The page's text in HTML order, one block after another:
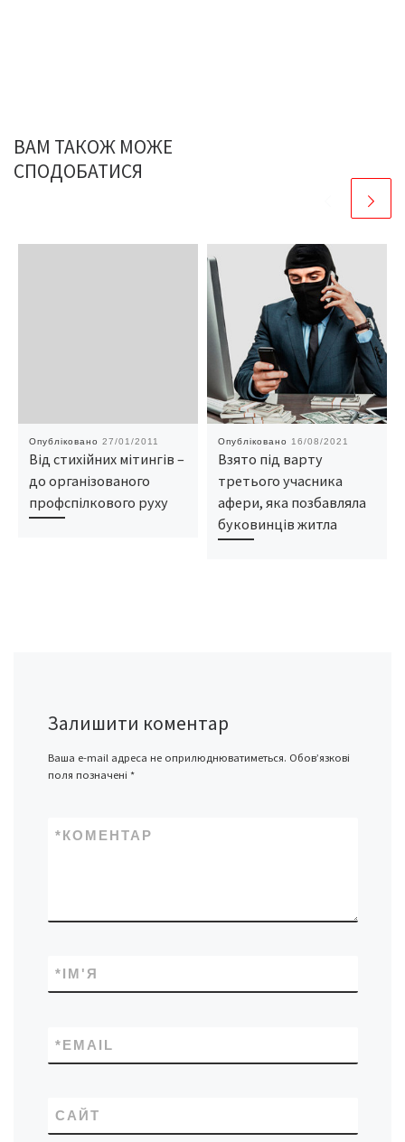
ВАМ ТАКОЖ МОЖЕ
СПОДОБАТИСЯ
Опубліковано 27/01/2011
Від стихійних мітингів –
до організованого
профспілкового руху
Опубліковано 16/08/2021
Взято під варту
третього учасника
афери, яка позбавляла
буковинців житла
Залишити коментар
Ваша e-mail адреса не оприлюднюватиметься. Обов’язкові
поля позначені *
КОМЕНТАР
*
ІМ'Я
*
EMAIL
*
САЙТ